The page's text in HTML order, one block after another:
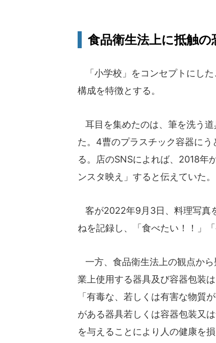
食品衛生法上に抵触の
「小学校」をコンセプトにし
構成を特徴とする。
耳目を集めたのは、筆を洗う
た。4曹のプラスチック容器に
る。店のSNSによれば、2018年
ンスタ映え」すると伝えていた。
客が2022年9月3日、料理写真
ねを記録し、「食べたい！！」
一方、食品衛生法上の観点か
業上使用する器具及び容器包装
「有毒な、若しくは有害な物質
がある器具若しくは容器包装又
を与えることにより人の健康を